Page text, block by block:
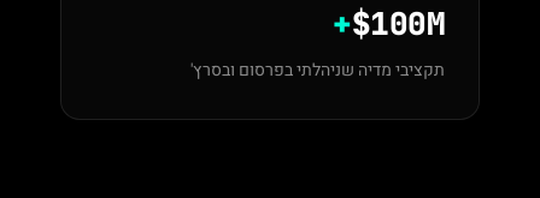
$100M
+
תקציבי מדיה שניהלתי בפרסום ובסרץ'